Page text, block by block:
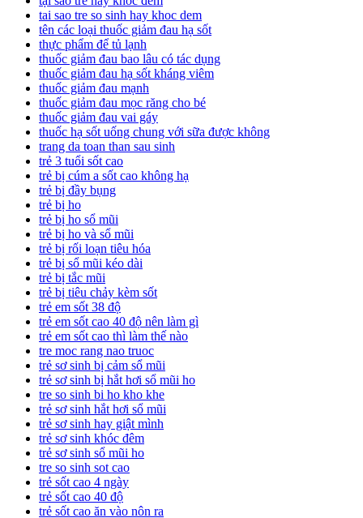
tai sao tre so sinh hay khoc dem
tên các loại thuốc giảm đau hạ sốt
thực phẩm để tủ lạnh
thuốc giảm đau bao lâu có tác dụng
thuốc giảm đau hạ sốt kháng viêm
thuốc giảm đau mạnh
thuốc giảm đau mọc răng cho bé
thuốc giảm đau vai gáy
thuốc hạ sốt uống chung với sữa được không
trang da toan than sau sinh
trẻ 3 tuổi sốt cao
trẻ bị cúm a sốt cao không hạ
trẻ bị đầy bụng
trẻ bị ho
trẻ bị ho sổ mũi
trẻ bị ho và sổ mũi
trẻ bị rối loạn tiêu hóa
trẻ bị sổ mũi kéo dài
trẻ bị tắc mũi
trẻ bị tiêu chảy kèm sốt
trẻ em sốt 38 độ
trẻ em sốt cao 40 độ nên làm gì
trẻ em sốt cao thì làm thế nào
tre moc rang nao truoc
trẻ sơ sinh bị cảm sổ mũi
trẻ sơ sinh bị hắt hơi sổ mũi ho
tre so sinh bi ho kho khe
trẻ sơ sinh hắt hơi sổ mũi
trẻ sơ sinh hay giật mình
trẻ sơ sinh khóc đêm
trẻ sơ sinh sổ mũi ho
tre so sinh sot cao
trẻ sốt cao 4 ngày
trẻ sốt cao 40 độ
trẻ sốt cao ăn vào nôn ra